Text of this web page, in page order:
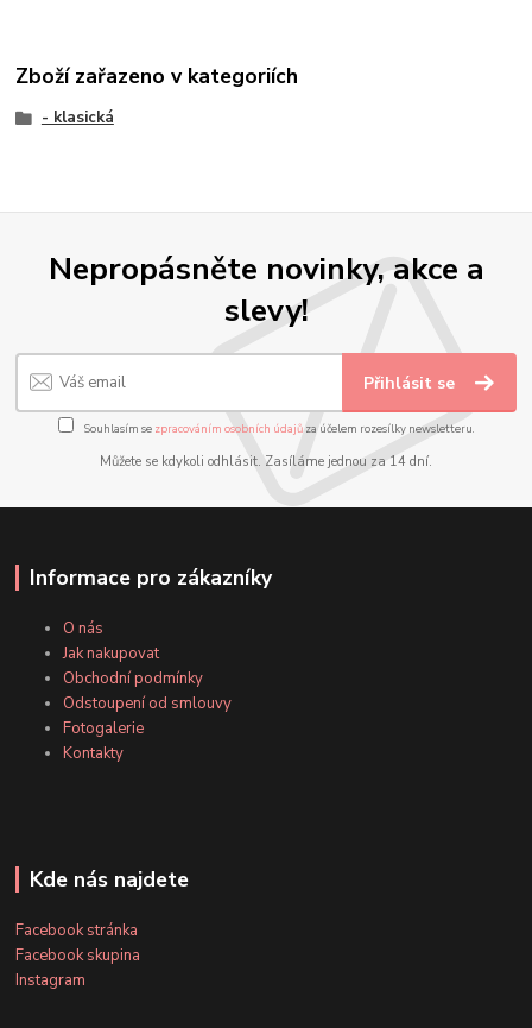
Zboží zařazeno v kategoriích
- klasická
Nepropásněte novinky, akce a
slevy!
Přihlásit se
Souhlasím se zpracováním osobních údajůza účelem rozesílky newsletteru.
Můžete se kdykoli odhlásit. Zasíláme jednou za 14 dní.
Informace pro zákazníky
O nás
Jak nakupovat
Obchodní podmínky
Odstoupení od smlouvy
Fotogalerie
Kontakty
Kde nás najdete
Facebook stránka
Facebook skupina
Instagram